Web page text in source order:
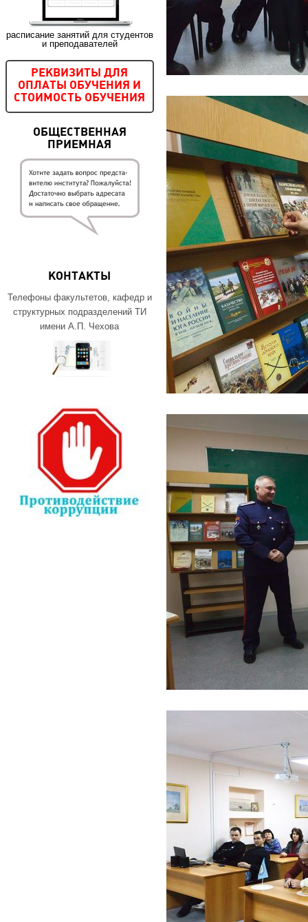
расписание занятий для студентов
и преподавателей
РЕКВИЗИТЫ ДЛЯ
ОПЛАТЫ ОБУЧЕНИЯ И
СТОИМОСТЬ ОБУЧЕНИЯ
ОБЩЕСТВЕННАЯ
ПРИЕМНАЯ
КОНТАКТЫ
Телефоны факультетов, кафедр и
структурных подразделений ТИ
имени А.П. Чехова